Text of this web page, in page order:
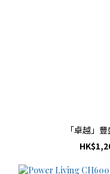
「卓越」